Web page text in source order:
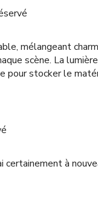
mélangeant
scène. La
pour stocker le
tournage se
!
certainement à